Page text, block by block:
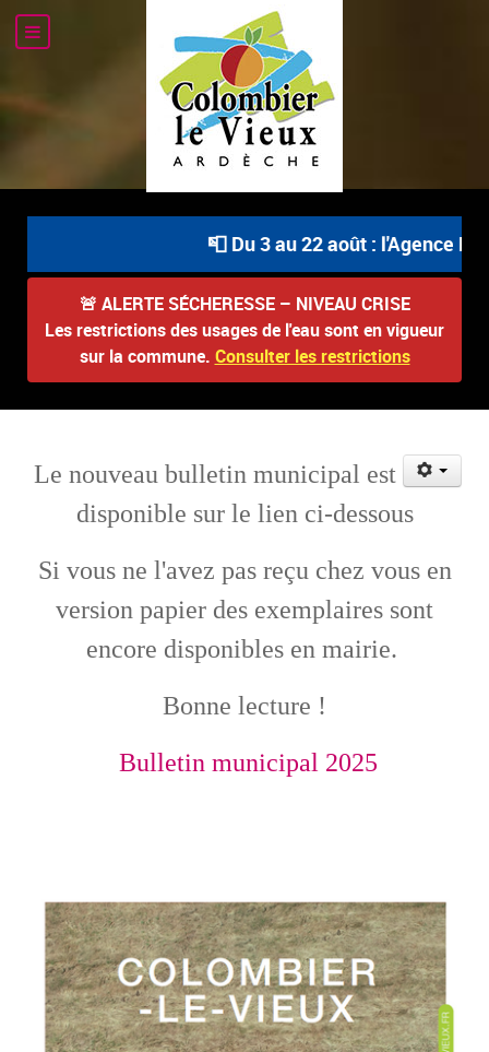
📮 Du 3 au 22 août : l'Agence
🚨 ALERTE SÉCHERESSE – NIVEAU CRISE
Les restrictions des usages de l'eau sont en vigueur
sur la commune. Consulter les restrictions
Le nouveau bulletin municipal est
disponible sur le lien ci-dessous
Si vous ne l'avez pas reçu chez vous en
version papier des exemplaires sont
encore disponibles en mairie.
Bonne lecture !
Bulletin municipal 2025